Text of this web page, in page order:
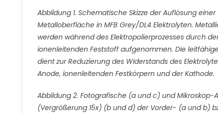
Abbildung 1. Schematische Skizze der Auflösung einer
Metalloberfläche in MFB Grey/DL4 Elektrolyten.
werden während des Elektropolierprozesses durch
ionenleitenden Feststoff aufgenommen. Die
dient zur Reduzierung des Widerstands des
Anode, ionenleitenden Festkörpern und der Kathode.
Abbildung 2. Fotografische (a und c) und Mikroskop-
(Vergrößerung 15x) (b und d) der Vorder- (a und b)